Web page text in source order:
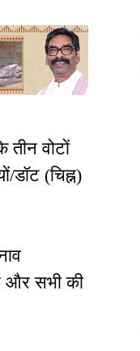
तीन वोटों
डॉट (चिह्न)
और सभी की